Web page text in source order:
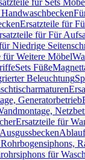
für Sets
Ersatzteile für
für Für
Niedrige
für Weitere Möbel
Sets Füße
Beleuchtung
Generatorbetrieb
Ersatzteile für
für